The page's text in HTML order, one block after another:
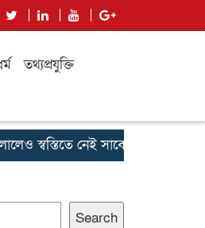
তথ্যপ্রযুক্তি
নেই সাবেক ছাত্রনেতা আবুল
Search